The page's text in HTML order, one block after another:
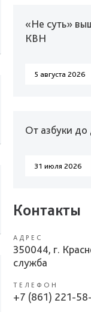
«Не суть»
КВН
5 августа 2026
От азбуки
31 июля 2026
Контакты
АДРЕС
350044, г.
служба
ТЕЛЕФОН
+7 (861) 221-